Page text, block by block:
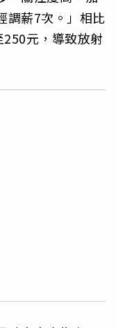
調薪7次。」相比
元，導致放射